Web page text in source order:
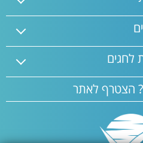
לחגים
הצטרף לאתר